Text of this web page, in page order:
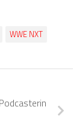
WWE NXT